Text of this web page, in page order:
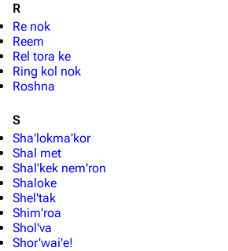
Filme
Das Stargate-Universum
R
Re nok
Reem
Rel tora ke
Ring kol nok
Roshna
S
Sha'lokma'kor
Shal met
Shal'kek nem'ron
Shaloke
Shel'tak
Shim'roa
Shol'va
Shor'wai'e!